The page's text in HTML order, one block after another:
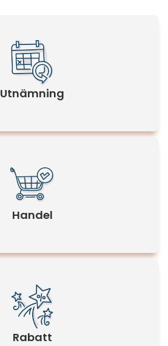
Utnämning
Handel
Rabatt